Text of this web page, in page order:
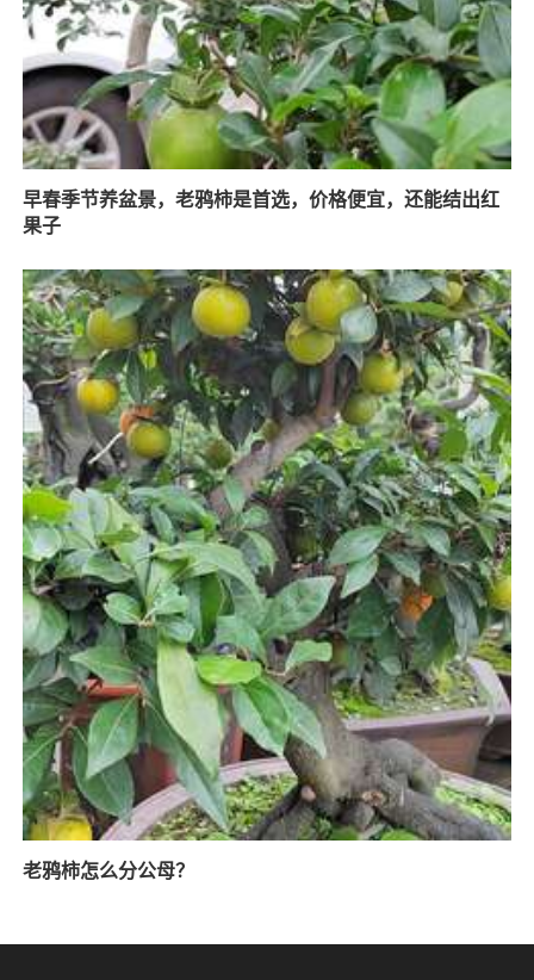
早春季节养盆景，老鸦柿是首选，价格便宜，还能结出红
果子
老鸦柿怎么分公母？